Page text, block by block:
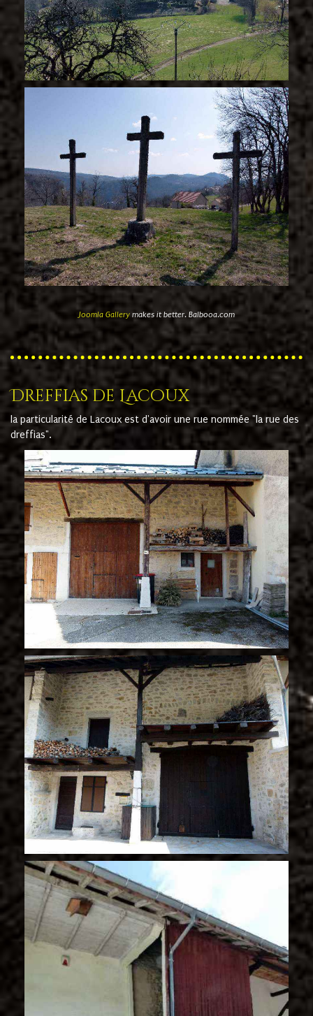
Joomla Gallerymakes it better. Balbooa.com
Dreffias de Lacoux
la particularité de Lacoux est d'avoir une rue nommée "la rue des
dreffias".